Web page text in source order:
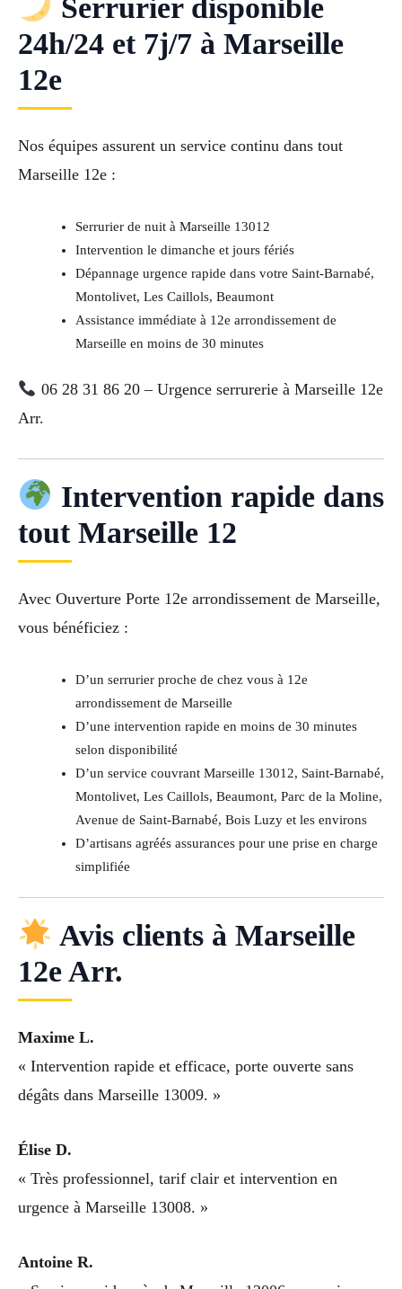
Serrurier disponible
24h/24 et 7j/7 à Marseille
12e
Nos équipes assurent un service continu dans tout
Marseille 12e :
Serrurier de nuit à Marseille 13012
Intervention le dimanche et jours fériés
Dépannage urgence rapide dans votre Saint-Barnabé,
Montolivet, Les Caillols, Beaumont
Assistance immédiate à 12e arrondissement de
Marseille en moins de 30 minutes
06 28 31 86 20 – Urgence serrurerie à Marseille 12e
Arr.
Intervention rapide dans
tout Marseille 12
Avec Ouverture Porte 12e arrondissement de Marseille,
vous bénéficiez :
D’un serrurier proche de chez vous à 12e
arrondissement de Marseille
D’une intervention rapide en moins de 30 minutes
selon disponibilité
D’un service couvrant Marseille 13012, Saint-Barnabé,
Montolivet, Les Caillols, Beaumont, Parc de la Moline,
Avenue de Saint-Barnabé, Bois Luzy et les environs
D’artisans agréés assurances pour une prise en charge
simplifiée
Avis clients à Marseille
12e Arr.
Maxime L.
« Intervention rapide et efficace, porte ouverte sans
dégâts dans Marseille 13009. »
Élise D.
« Très professionnel, tarif clair et intervention en
urgence à Marseille 13008. »
Antoine R.